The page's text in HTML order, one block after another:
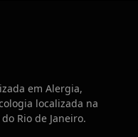
em Alergia,
localizada na
Rio de Janeiro.